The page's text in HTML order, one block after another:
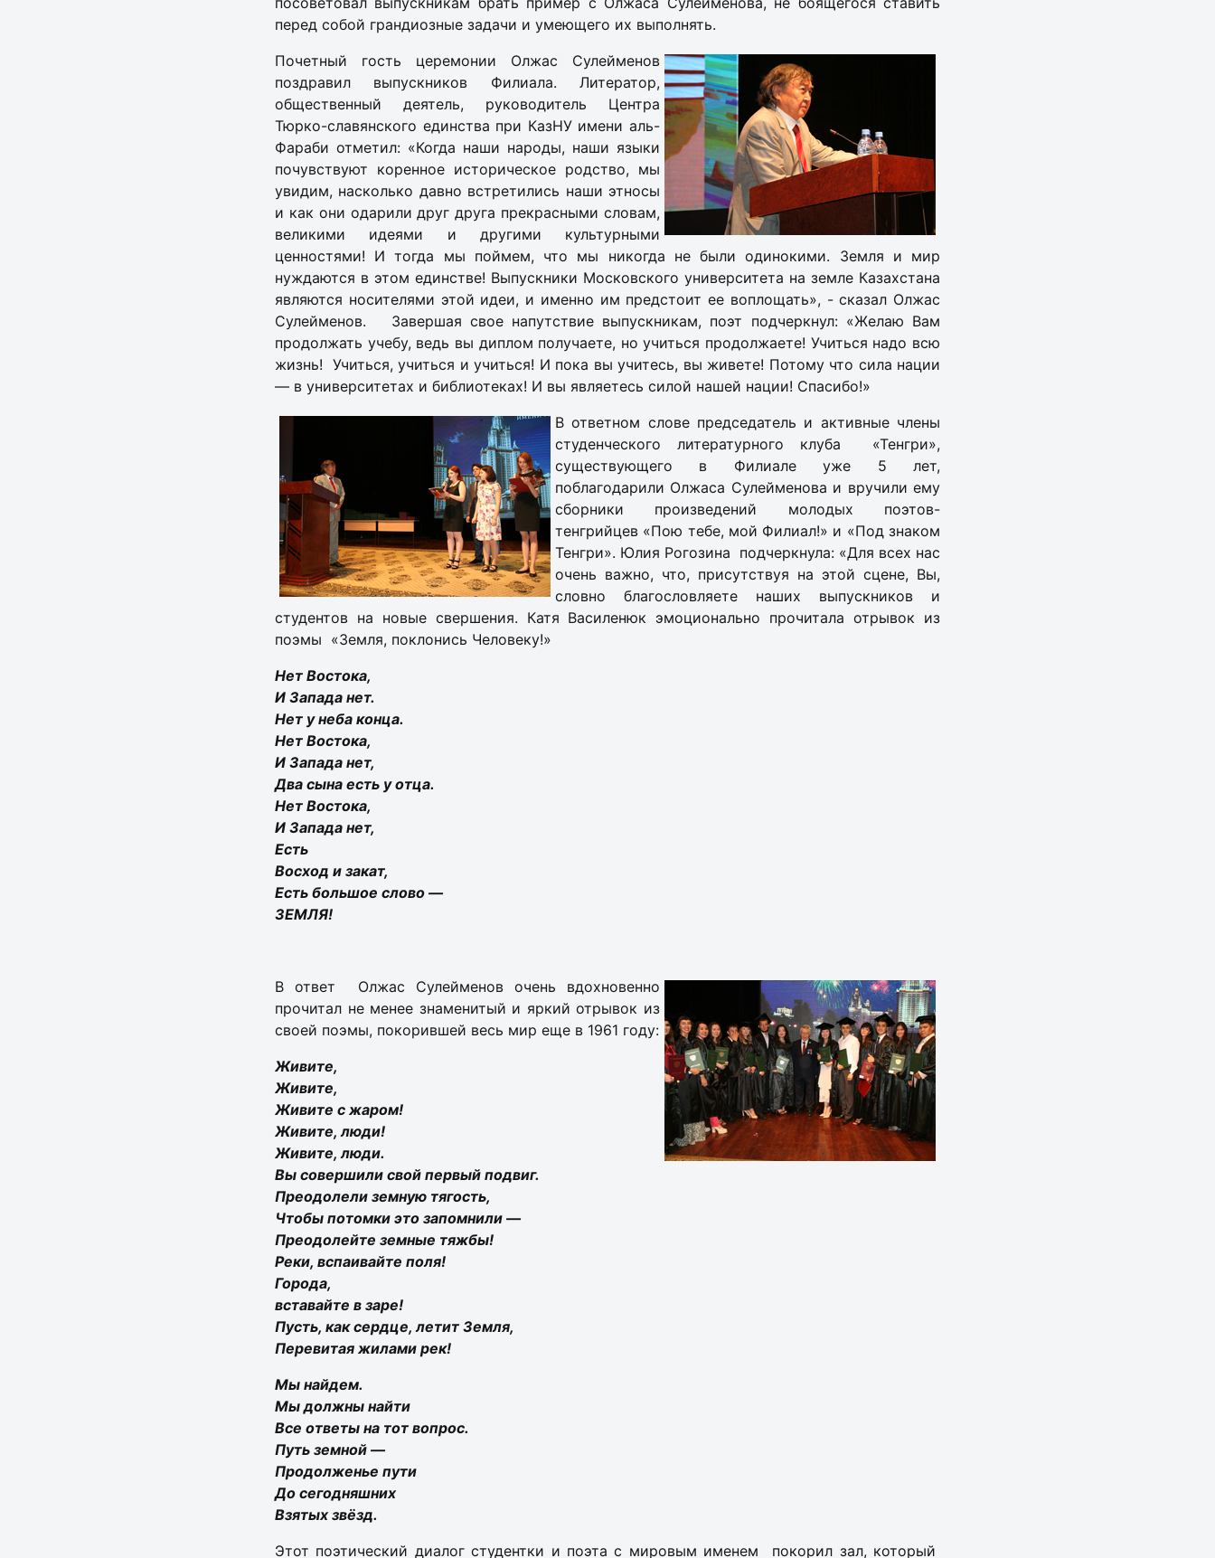
перед собой грандиозные задачи и умеющего их выполнять.
Почетный гость церемонии Олжас Сулейменов
поздравил выпускников Филиала. Литератор,
общественный деятель, руководитель Центра
Тюрко-славянского единства при КазНУ имени аль-
Фараби отметил: «Когда наши народы, наши языки
почувствуют коренное историческое родство, мы
увидим, насколько давно встретились наши этносы
и как они одарили друг друга прекрасными словам,
великими идеями и другими культурными
ценностями! И тогда мы поймем, что мы никогда не были одинокими. Земля и мир
нуждаются в этом единстве! Выпускники Московского университета на земле Казахстана
являются носителями этой идеи, и именно им предстоит ее воплощать», - сказал Олжас
Сулейменов. Завершая свое напутствие выпускникам, поэт подчеркнул: «Желаю Вам
продолжать учебу, ведь вы диплом получаете, но учиться продолжаете! Учиться надо всю
жизнь! Учиться, учиться и учиться! И пока вы учитесь, вы живете! Потому что сила нации
— в университетах и библиотеках! И вы являетесь силой нашей нации! Спасибо!»
В ответном слове председатель и активные члены
студенческого литературного клуба «Тенгри»,
существующего в Филиале уже 5 лет,
поблагодарили Олжаса Сулейменова и вручили ему
сборники произведений молодых поэтов-
тенгрийцев «Пою тебе, мой Филиал!» и «Под знаком
Тенгри». Юлия Рогозина подчеркнула: «Для всех нас
очень важно, что, присутствуя на этой сцене, Вы,
словно благословляете наших выпускников и
студентов на новые свершения. Катя Василенюк эмоционально прочитала отрывок из
поэмы «Земля, поклонись Человеку!»
Нет Востока,
И Запада нет.
Нет у неба конца.
Нет Востока,
И Запада нет,
Два сына есть у отца.
Нет Востока,
И Запада нет,
Есть
Восход и закат,
Есть большое слово —
ЗЕМЛЯ!
В ответ Олжас Сулейменов очень вдохновенно
прочитал не менее знаменитый и яркий отрывок из
своей поэмы, покорившей весь мир еще в 1961 году:
Живите,
Живите,
Живите с жаром!
Живите, люди!
Живите, люди.
Вы совершили свой первый подвиг.
Преодолели земную тягость,
Чтобы потомки это запомнили —
Преодолейте земные тяжбы!
Реки, вспаивайте поля!
Города,
вставайте в заре!
Пусть, как сердце, летит Земля,
Перевитая жилами рек!
Мы найдем.
Мы должны найти
Все ответы на тот вопрос.
Путь земной —
Продолженье пути
До сегодняшних
Взятых звёзд.
Этот поэтический диалог студентки и поэта с мировым именем покорил зал, который